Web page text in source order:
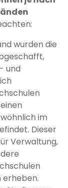
wurden die
und
im
Dieser
Verwaltung,
erheben.